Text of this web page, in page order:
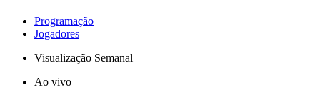
Programação
Jogadores
Visualização Semanal
Ao vivo